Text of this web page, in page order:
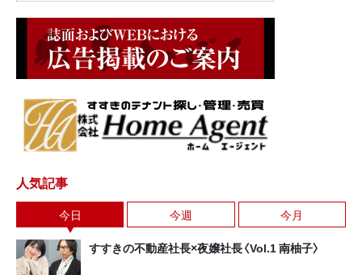
人気記事
今日 今週 今月
すすきの不動産社長×夜嬢社長〈Vol.1 南柚子〉